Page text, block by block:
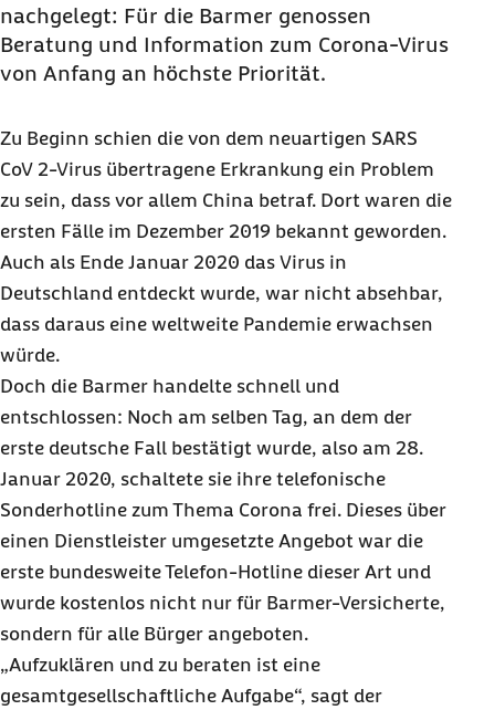
nachgelegt: Für die Barmer genossen
Beratung und Information zum Corona-Virus
von Anfang an höchste Priorität.
Zu Beginn schien die von dem neuartigen SARS
CoV 2-Virus übertragene Erkrankung ein Problem
zu sein, dass vor allem China betraf. Dort waren die
ersten Fälle im Dezember 2019 bekannt geworden.
Auch als Ende Januar 2020 das Virus in
Deutschland entdeckt wurde, war nicht absehbar,
dass daraus eine weltweite Pandemie erwachsen
würde.
Doch die Barmer handelte schnell und
entschlossen: Noch am selben Tag, an dem der
erste deutsche Fall bestätigt wurde, also am 28.
Januar 2020, schaltete sie ihre telefonische
Sonderhotline zum Thema Corona frei. Dieses über
einen Dienstleister umgesetzte Angebot war die
erste bundesweite Telefon-Hotline dieser Art und
wurde kostenlos nicht nur für Barmer-Versicherte,
sondern für alle Bürger angeboten.
„Aufzuklären und zu beraten ist eine
gesamtgesellschaftliche Aufgabe“, sagt der